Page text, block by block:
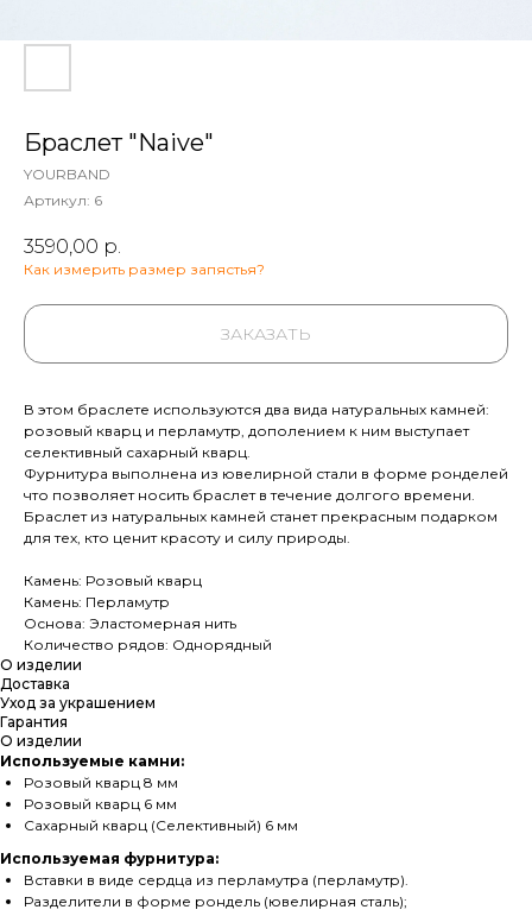
Браслет "Naive"
YOURBAND
Артикул: 6
3590,00 р.
Как измерить размер запястья?
ЗАКАЗАТЬ
В этом браслете используются два вида натуральных камней:
розовый кварц и перламутр, дополением к ним выступает
селективный сахарный кварц.
Фурнитура выполнена из ювелирной стали в форме ронделей
что позволяет носить браслет в течение долгого времени.
Браслет из натуральных камней станет прекрасным подарком
для тех, кто ценит красоту и силу природы.
Камень: Розовый кварц
Камень: Перламутр
Основа: Эластомерная нить
Количество рядов: Однорядный
О изделии
Доставка
Уход за украшением
Гарантия
О изделии
Используемые камни:
Розовый кварц 8 мм
Розовый кварц 6 мм
Сахарный кварц (Селективный) 6 мм
Используемая фурнитура:
Вставки в виде сердца из перламутра (перламутр).
Разделители в форме рондель (ювелирная сталь);